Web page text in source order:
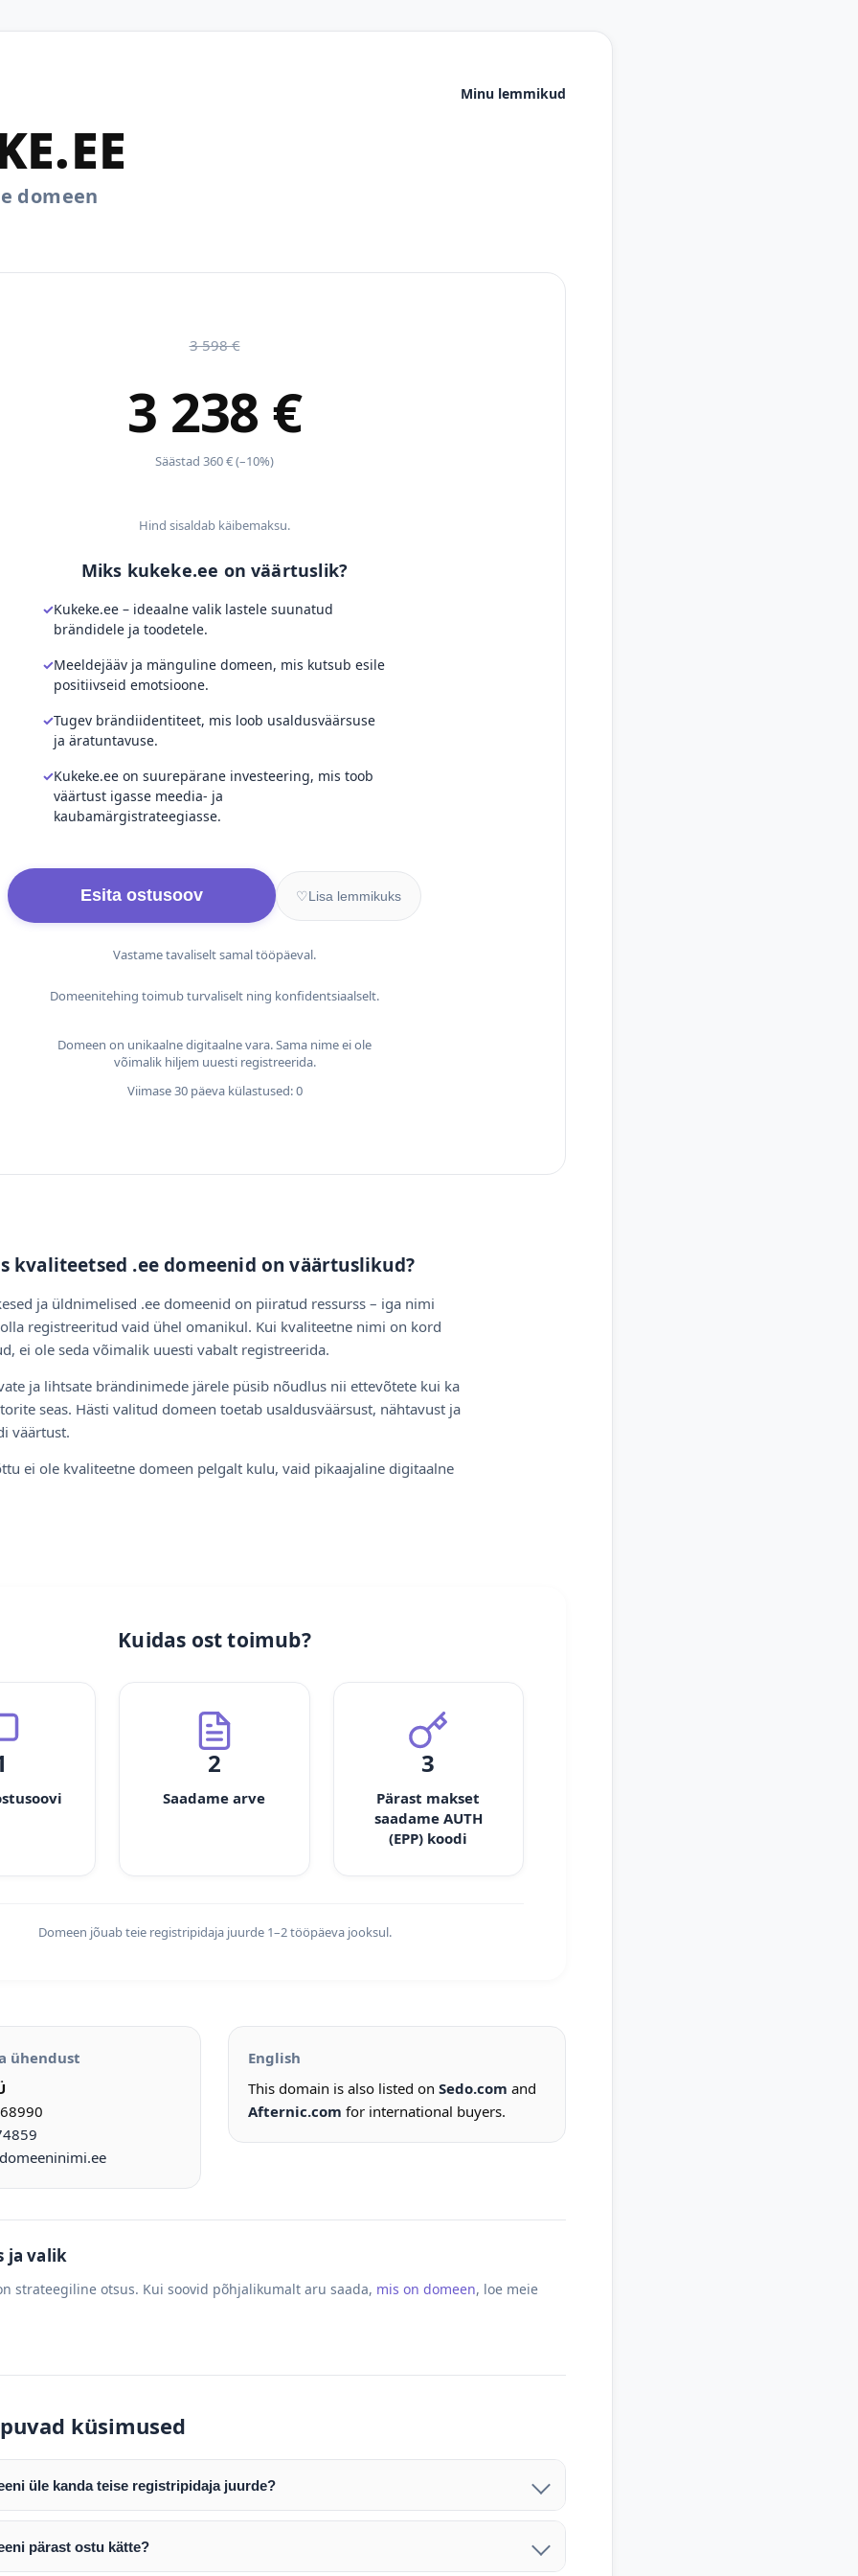
Minu lemmikud
domeen
3 598 €
3 238 €
Säästad 360 € (–10%)
Hind sisaldab käibemaksu.
Miks kukeke.ee on väärtuslik?
Kukeke.ee – ideaalne valik lastele suunatud
brändidele ja toodetele.
Meeldejääv ja mänguline domeen, mis kutsub esile
positiivseid emotsioone.
Tugev brändiidentiteet, mis loob usaldusväärsuse
ja äratuntavuse.
Kukeke.ee on suurepärane investeering, mis toob
väärtust igasse meedia- ja
kaubamärgistrateegiasse.
Esita ostusoov ♡Lisa lemmikuks
Vastame tavaliselt samal tööpäeval.
Domeenitehing toimub turvaliselt ning konfidentsiaalselt.
Domeen on unikaalne digitaalne vara. Sama nime ei ole
võimalik hiljem uuesti registreerida.
Viimase 30 päeva külastused: 0
kvaliteetsed .ee domeenid on väärtuslikud?
ja üldnimelised .ee domeenid on piiratud ressurss – iga nimi
registreeritud vaid ühel omanikul. Kui kvaliteetne nimi on kord
ei ole seda võimalik uuesti vabalt registreerida.
ja lihtsate brändinimede järele püsib nõudlus nii ettevõtete kui ka
seas. Hästi valitud domeen toetab usaldusväärsust, nähtavust ja
väärtust.
ei ole kvaliteetne domeen pelgalt kulu, vaid pikaajaline digitaalne
Kuidas ost toimub?
2
Saadame arve
3
Pärast makset
saadame AUTH
(EPP) koodi
Domeen jõuab teie registripidaja juurde 1–2 tööpäeva jooksul.
ühendust
English
This domain is also listed on Sedo.com and
Afternic.com for international buyers.
ja valik
strateegiline otsus. Kui soovid põhjalikumalt aru saada, mis on domeen, loe meie
küsimused
üle kanda teise registripidaja juurde?
edastame teile domeeni AUTH (EPP) koodi. Selle abil saate domeeni üle kanda
juurde.
pärast ostu kätte?